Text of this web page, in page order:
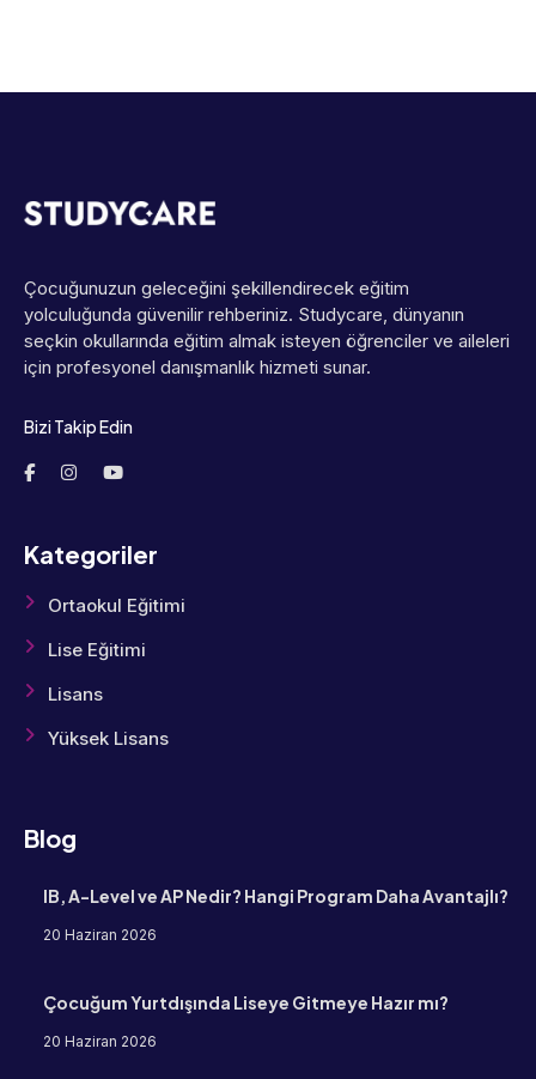
Çocuğunuzun geleceğini şekillendirecek eğitim
yolculuğunda güvenilir rehberiniz. Studycare, dünyanın
seçkin okullarında eğitim almak isteyen öğrenciler ve aileleri
için profesyonel danışmanlık hizmeti sunar.
Bizi Takip Edin
Kategoriler
Ortaokul Eğitimi
Lise Eğitimi
Lisans
Yüksek Lisans
Blog
IB, A-Level ve AP Nedir? Hangi Program Daha Avantajlı?
20 Haziran 2026
Çocuğum Yurtdışında Liseye Gitmeye Hazır mı?
20 Haziran 2026